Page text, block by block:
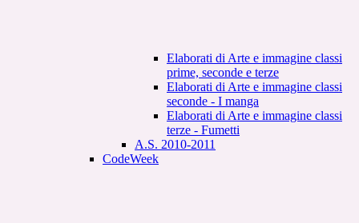
Elaborati di Arte e immagine classi
prime, seconde e terze
Elaborati di Arte e immagine classi
seconde - I manga
Elaborati di Arte e immagine classi
terze - Fumetti
A.S. 2010-2011
CodeWeek